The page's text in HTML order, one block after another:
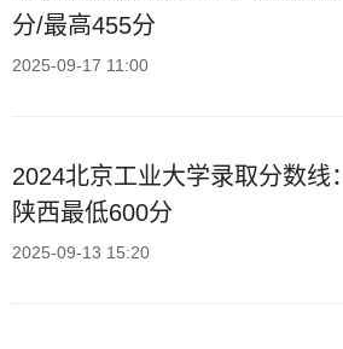
分/最高455分
2025-09-17 11:00
2024北京工业大学录取分数线：
陕西最低600分
2025-09-13 15:20